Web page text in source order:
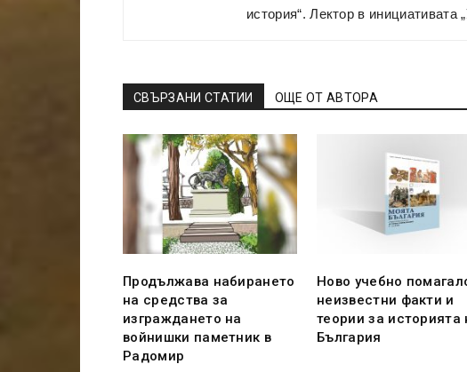
история“. Лектор в
СВЪРЗАНИ СТАТИИ ОЩЕ ОТ АВТОРА
Продължава набирането
на средства за
изграждането на
войнишки паметник в
Радомир
Ново учебно
неизвестни факти и
теории за историята
България